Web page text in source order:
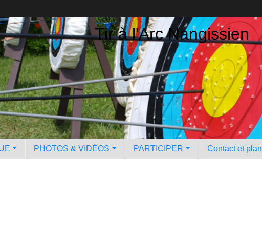
Tir à l'Arc Nangissien
PHOTOS & VIDÉOS PARTICIPER Contact et plan